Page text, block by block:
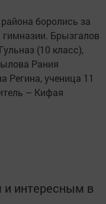
боролись за
Брызгалов
(10 класс),
Рания
Регина, ученица 11
– Кифая
интересным в